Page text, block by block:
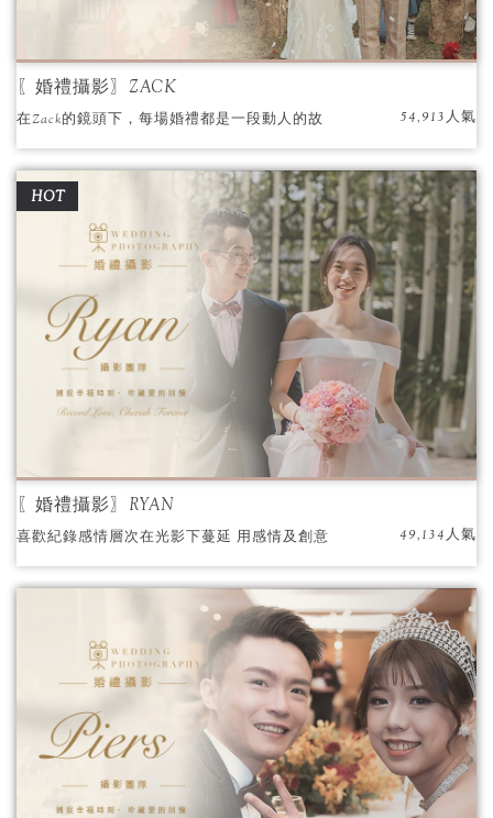
〖婚禮攝影〗ZACK
在Zack的鏡頭下，每場婚禮都是一段動人的故
54,913人氣
HOT
〖婚禮攝影〗RYAN
喜歡紀錄感情層次在光影下蔓延 用感情及創意
49,134人氣